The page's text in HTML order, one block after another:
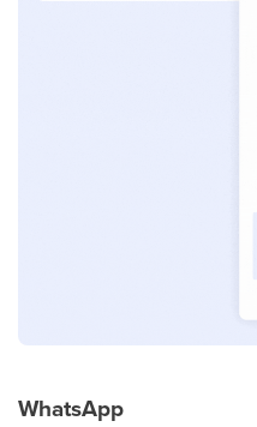
WhatsApp